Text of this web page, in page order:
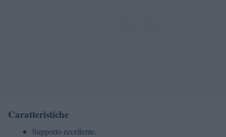
Caratteristiche
Supporto eccellente.